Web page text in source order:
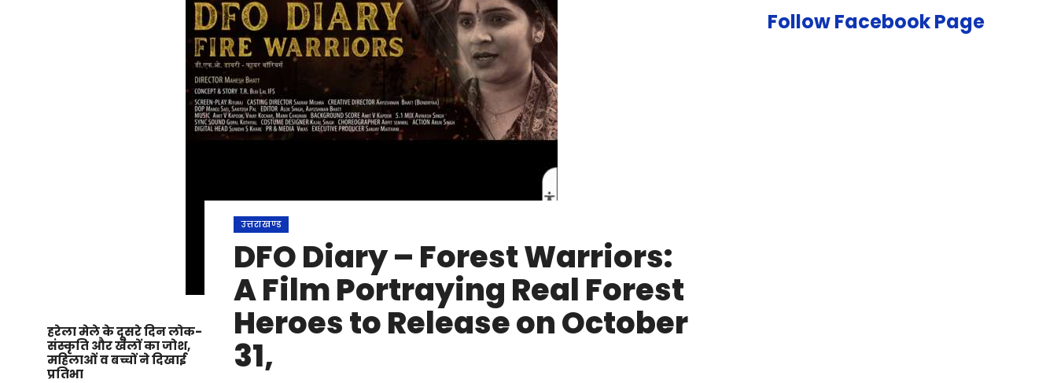
हरेला मेले के दूसरे दिन लोक-
संस्कृति और खेलों का जोश,
महिलाओं व बच्चों ने दिखाई
प्रतिभा
उत्तराखण्ड
DFO Diary – Forest Warriors:
A Film Portraying Real Forest
Heroes to Release on October
31,
Follow Facebook Page